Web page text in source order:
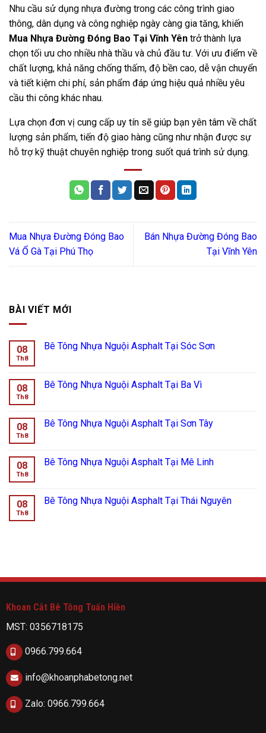
Nhu cầu sử dụng nhựa đường trong các công trình giao
thông, dân dụng và công nghiệp ngày càng gia tăng, khiến
Mua Nhựa Đường Đóng Bao Tại Vĩnh Yên trở thành lựa
chọn tối ưu cho nhiều nhà thầu và chủ đầu tư. Với ưu điểm về
chất lượng, khả năng chống thấm, độ bền cao, dễ vận chuyển
và tiết kiệm chi phí, sản phẩm đáp ứng hiệu quả nhiều yêu
cầu thi công khác nhau.
Lựa chọn đơn vị cung cấp uy tín sẽ giúp bạn yên tâm về chất
lượng sản phẩm, tiến độ giao hàng cũng như nhận được sự
hỗ trợ kỹ thuật chuyên nghiệp trong suốt quá trình sử dụng.
Mua Nhựa Đường Đóng Bao
Vá Ổ Gà Tại Phú Thọ
Bán Nhựa Đường Đóng Bao
Tại Vĩnh Yên
BÀI VIẾT MỚI
08
Th8
Bê Tông Nhựa Nguội Asphalt Tại Sóc Sơn
08
Th8
Bê Tông Nhựa Nguội Asphalt Tại Ba Vì
08
Th8
Bê Tông Nhựa Nguội Asphalt Tại Sơn Tây
08
Th8
Bê Tông Nhựa Nguội Asphalt Tại Mê Linh
08
Th8
Bê Tông Nhựa Nguội Asphalt Tại Thái Nguyên
Khoan Cắt Bê Tông Tuấn Hiền
MST: 0356718175
0966.799.664
info@khoanphabetong.net
Zalo: 0966.799.664